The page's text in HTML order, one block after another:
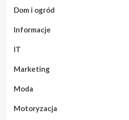
Dom i ogród
Informacje
IT
Marketing
Moda
Motoryzacja